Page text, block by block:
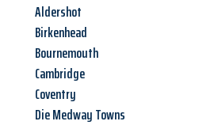
Aldershot
Birkenhead
Bournemouth
Cambridge
Coventry
Die Medway Towns